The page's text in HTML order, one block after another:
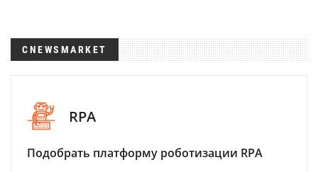
CNEWSMARKET
RPA
Подобрать платформу роботизации RPA